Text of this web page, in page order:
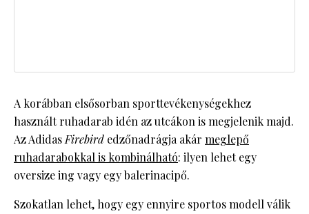
A korábban elsősorban sporttevékenységekhez
használt ruhadarab idén az utcákon is megjelenik majd.
Az AdidasFirebird edzőnadrágja akár meglepő
ruhadarabokkal is kombinálható: ilyen lehet egy
oversize ing vagy egy balerinacipő.
Szokatlan lehet, hogy egy ennyire sportos modell válik